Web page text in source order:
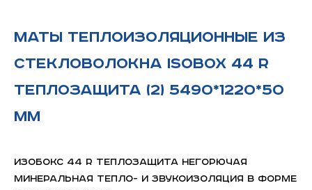
Маты теплоизоляционные из
стекловолокна ISOBOX 44 R
Теплозащита (2) 5490*1220*50
мм
ИЗОБОКС 44 R Теплозащита негорючая
минеральная тепло- и звукоизоляция в форме